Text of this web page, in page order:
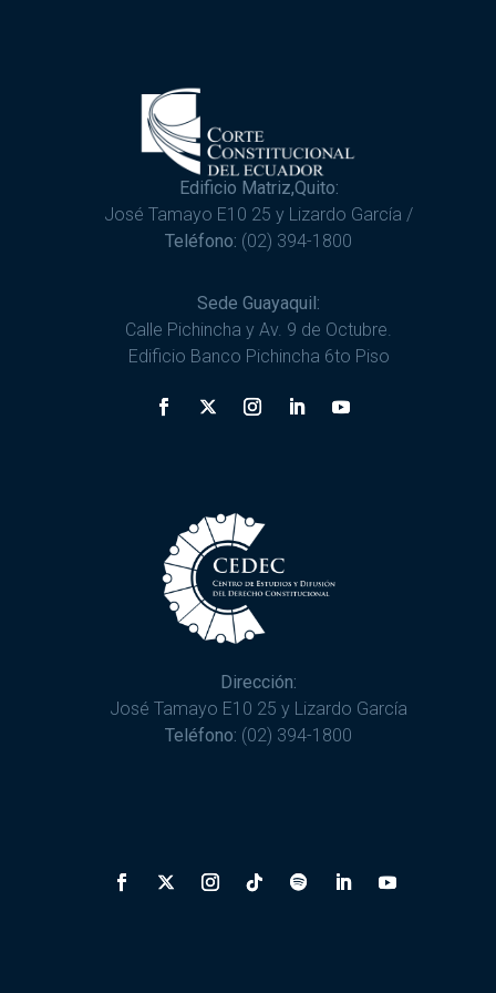
Edificio Matriz,Quito:
José Tamayo E10 25 y Lizardo García /
Teléfono: (02) 394-1800
Sede Guayaquil:
Calle Pichincha y Av. 9 de Octubre.
Edificio Banco Pichincha 6to Piso
Dirección:
José Tamayo E10 25 y Lizardo García
Teléfono: (02) 394-1800